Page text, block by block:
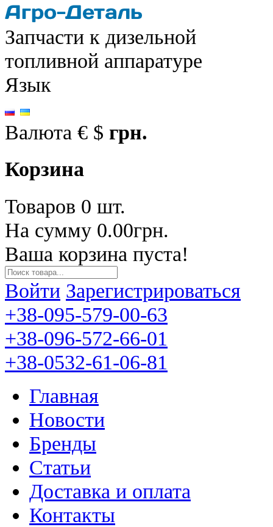
Запчасти к дизельной
топливной аппаратуре
Язык
Валюта € $ грн.
Корзина
Товаров 0 шт.
На сумму 0.00грн.
Ваша корзина пуста!
Войти Зарегистрироваться
+38-095-579-00-63
+38-096-572-66-01
+38-0532-61-06-81
Главная
Новости
Бренды
Статьи
Доставка и оплата
Контакты